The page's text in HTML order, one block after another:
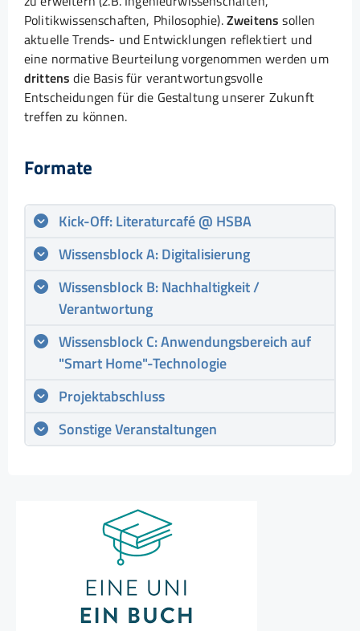
Politikwissenschaften, Philosophie).Zweitenssollen
aktuelle Trends- und Entwicklungen reflektiert und
eine normative Beurteilung vorgenommen werden um
drittens die Basis für verantwortungsvolle
Entscheidungen für die Gestaltung unserer Zukunft
treffen zu können.
Formate
Kick-Off: Literaturcafé @ HSBA
Wissensblock A: Digitalisierung
Wissensblock B: Nachhaltigkeit /
Verantwortung
Wissensblock C: Anwendungsbereich auf
"Smart Home"-Technologie
Projektabschluss
Sonstige Veranstaltungen